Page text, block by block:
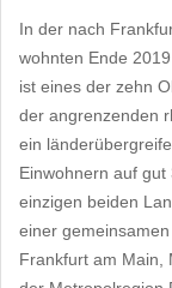
In der nach
wohnten Ende
ist eines der zehn
der angrenzenden
ein
Einwohnern auf gut
einzigen beiden
einer
Frankfurt am Main,